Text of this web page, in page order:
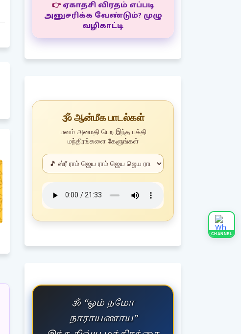
இங்கே உள்ள ஆன்மிக விளக்கங்கள் தெளிவாகவும்
👉 ஏகாதசி விரதம் எப்படி
அனுசரிக்க வேண்டும்? முழு
வழிகாட்டி
🕉️ ஆன்மீக பாடல்கள்
மனம் அமைதி பெற இந்த பக்தி
மந்திரங்களை கேளுங்கள்
🕉️ “ஓம் நமோ
நாராயணாய”
CHANNEL